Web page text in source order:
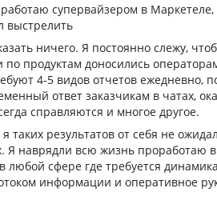
супервайзером в Маркетеле,
выстрелить
ничего. Я постоянно слежу,
продуктам доносились
4-5 видов отчетов ежедневно,
ответ заказчикам в чатах,
справляются и многое другое.
таких результатов от себя не
Я наврядли всю жизнь проработаю в
сфере где требуется
информации и оперативное